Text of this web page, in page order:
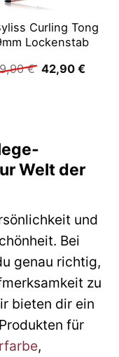
Curling Tong
Lockenstab
€
Preis
42,90€
Welt der
und
Bei
genau richtig,
zu
bieten dir ein
für
,